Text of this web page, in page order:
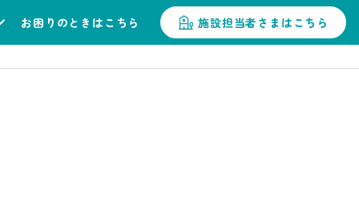
お困りのときはこちら 施設担当者さまはこちら